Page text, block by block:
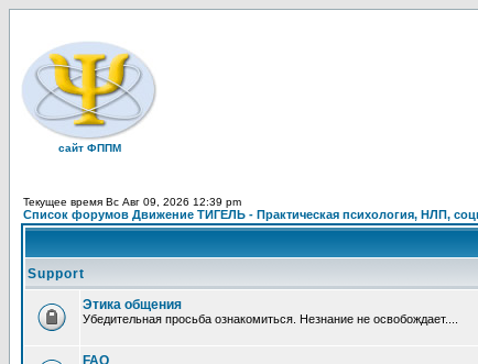
сайт ФППМ
Текущее время Вс Авг 09, 2026 12:39 pm
Список форумов Движение ТИГЕЛЬ - Практическая психология, НЛП,
Support
Этика общения
Убедительная просьба ознакомиться. Незнание не освобождает....
FAQ